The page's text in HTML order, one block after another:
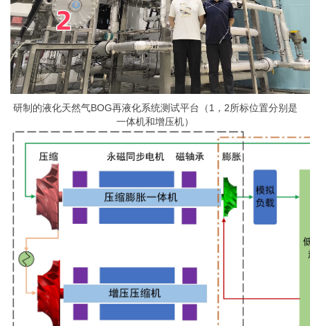
研制的液化天然气BOG再液化系统测试平台（1，2所标位置分别是
一体机和增压机）